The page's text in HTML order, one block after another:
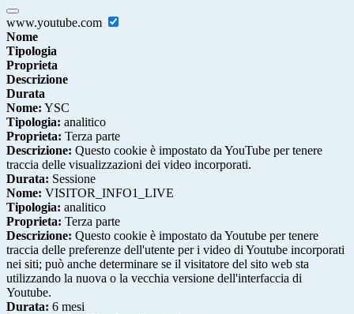
www.youtube.com
Nome
Tipologia
Proprieta
Descrizione
Durata
Nome: YSC
Tipologia: analitico
Proprieta: Terza parte
Descrizione: Questo cookie è impostato da YouTube per tenere
traccia delle visualizzazioni dei video incorporati.
Durata: Sessione
Nome: VISITOR_INFO1_LIVE
Tipologia: analitico
Proprieta: Terza parte
Descrizione: Questo cookie è impostato da Youtube per tenere
traccia delle preferenze dell'utente per i video di Youtube incorporati
nei siti; può anche determinare se il visitatore del sito web sta
utilizzando la nuova o la vecchia versione dell'interfaccia di
Youtube.
Durata: 6 mesi